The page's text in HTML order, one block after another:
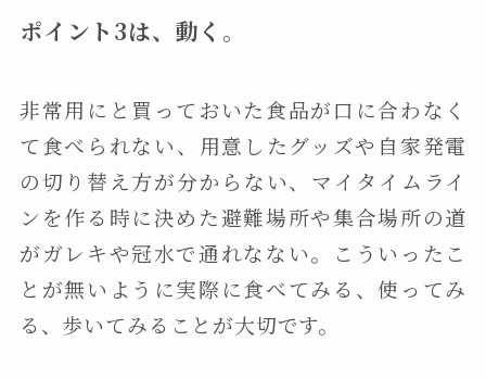
ポイント3は、動く。
非常用にと買っておいた食品が口に合わなく
て食べられない、用意したグッズや自家発電
の切り替え方が分からない、マイタイムライ
ンを作る時に決めた避難場所や集合場所の道
がガレキや冠水で通れなない。こういったこ
とが無いように実際に食べてみる、使ってみ
る、歩いてみることが大切です。